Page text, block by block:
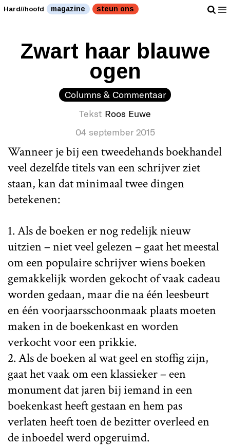
Hard//hoofd magazine steun ons
Zwart haar blauwe
ogen
Columns & Commentaar
Tekst Roos Euwe
04 september 2015
Wanneer je bij een tweedehands boekhandel
veel dezelfde titels van een schrijver ziet
staan, kan dat minimaal twee dingen
betekenen:
1. Als de boeken er nog redelijk nieuw
uitzien – niet veel gelezen – gaat het meestal
om een populaire schrijver wiens boeken
gemakkelijk worden gekocht of vaak cadeau
worden gedaan, maar die na één leesbeurt
en één voorjaarsschoonmaak plaats moeten
maken in de boekenkast en worden
verkocht voor een prikkie.
2. Als de boeken al wat geel en stoffig zijn,
gaat het vaak om een klassieker – een
monument dat jaren bij iemand in een
boekenkast heeft gestaan en hem pas
verlaten heeft toen de bezitter overleed en
de inboedel werd opgeruimd.